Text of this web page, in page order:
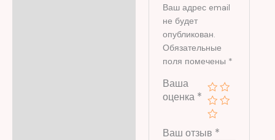
Ваш адрес email
не будет
опубликован.
Обязательные
поля помечены *
Ваша
оценка *
Ваш отзыв *